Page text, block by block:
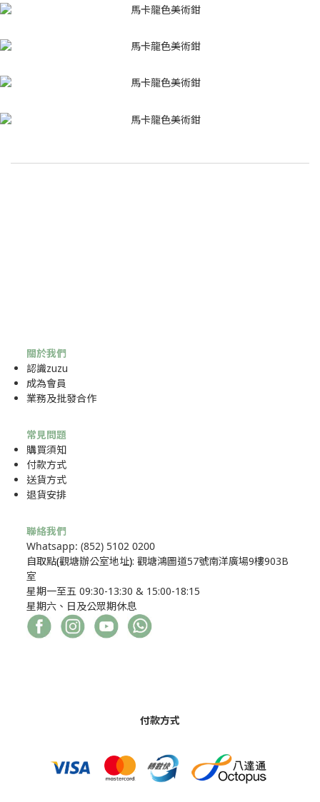
關於我們
認識zuzu
成為會員
業務及批發合作
常見問題
購買須知
付款方式
送貨方式
退貨安排
聯絡我們
Whatsapp: (852) 5102 0200
自取點(觀塘辦公室地址): 觀塘鴻圖道57號南洋廣場9樓903B
室
星期一至五 09:30-13:30 & 15:00-18:15
星期六、日及公眾期休息
付款方式